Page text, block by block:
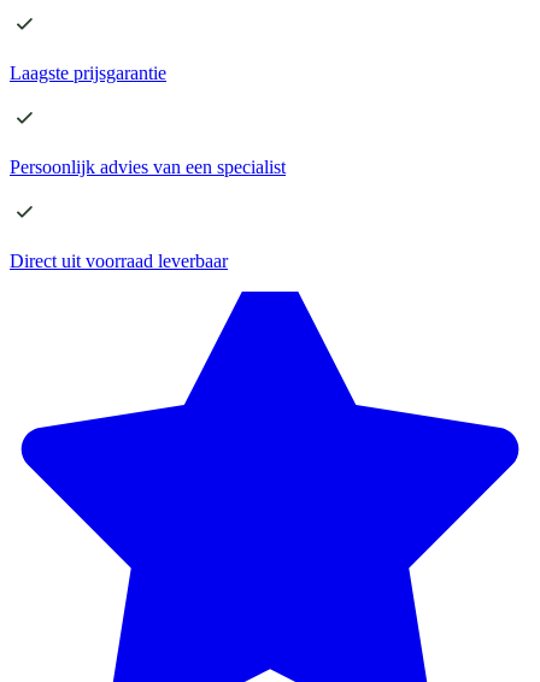
Laagste prijsgarantie
Persoonlijk advies van een specialist
Direct uit voorraad leverbaar